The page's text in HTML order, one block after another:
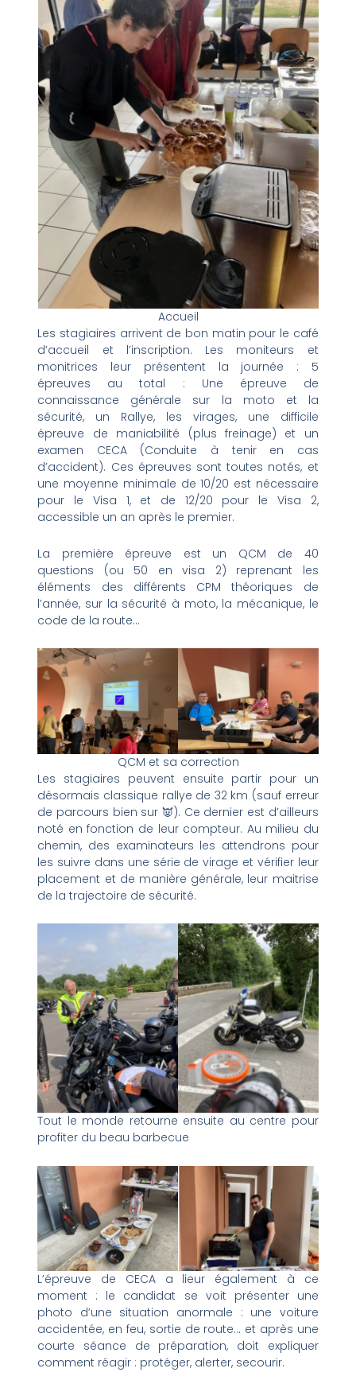
Accueil
Les stagiaires arrivent de bon matin pour le café
d’accueil et l’inscription. Les moniteurs et
monitrices leur présentent la journée : 5
épreuves au total : Une épreuve de
connaissance générale sur la moto et la
sécurité, un Rallye, les virages, une difficile
épreuve de maniabilité (plus freinage) et un
examen CECA (Conduite à tenir en cas
d’accident). Ces épreuves sont toutes notés, et
une moyenne minimale de 10/20 est nécessaire
pour le Visa 1, et de 12/20 pour le Visa 2,
accessible un an après le premier.
La première épreuve est un QCM de 40
questions (ou 50 en visa 2) reprenant les
éléments des différents CPM théoriques de
l’année, sur la sécurité à moto, la mécanique, le
code de la route…
QCM et sa correction
Les stagiaires peuvent ensuite partir pour un
désormais classique rallye de 32 km (sauf erreur
de parcours bien sur 👿). Ce dernier est d’ailleurs
noté en fonction de leur compteur. Au milieu du
chemin, des examinateurs les attendrons pour
les suivre dans une série de virage et vérifier leur
placement et de manière générale, leur maitrise
de la trajectoire de sécurité.
Tout le monde retourne ensuite au centre pour
profiter du beau barbecue
L’épreuve de CECA a lieur également à ce
moment : le candidat se voit présenter une
photo d’une situation anormale : une voiture
accidentée, en feu, sortie de route… et après une
courte séance de préparation, doit expliquer
comment réagir : protéger, alerter, secourir.